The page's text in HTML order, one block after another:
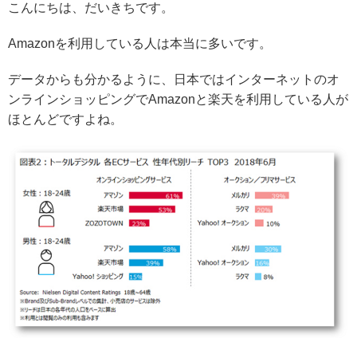
こんにちは、だいきちです。
Amazonを利用している人は本当に多いです。
データからも分かるように、日本ではインターネットのオ
ンラインショッピングでAmazonと楽天を利用している人が
ほとんどですよね。